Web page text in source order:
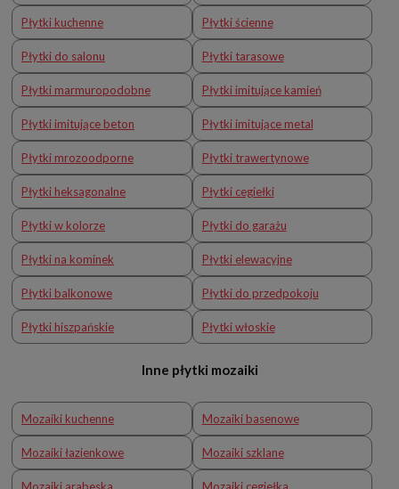
Płytki kuchenne Płytki ścienne
Płytki do salonu Płytki tarasowe
Płytki marmuropodobne Płytki imitujące kamień
Płytki imitujące beton Płytki imitujące metal
Płytki mrozoodporne Płytki trawertynowe
Płytki heksagonalne Płytki cegiełki
Płytki w kolorze Płytki do garażu
Płytki na kominek Płytki elewacyjne
Płytki balkonowe Płytki do przedpokoju
Płytki hiszpańskie Płytki włoskie
Inne płytki mozaiki
Mozaiki kuchenne Mozaiki basenowe
Mozaiki łazienkowe Mozaiki szklane
Mozaiki arabeska Mozaiki cegiełka